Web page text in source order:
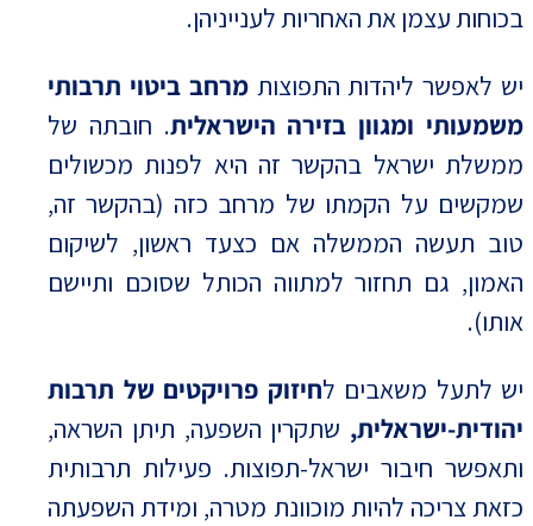
בכוחות עצמן את האחריות לענייניהן.
יש לאפשר ליהדות התפוצותמרחב ביטוי תרבותי
משמעותי ומגוון בזירה הישראלית. חובתה של
ממשלת ישראל בהקשר זה היא לפנות מכשולים
שמקשים על הקמתו של מרחב כזה (בהקשר זה,
טוב תעשה הממשלה אם כצעד ראשון, לשיקום
האמון, גם תחזור למתווה הכותל שסוכם ותיישם
אותו).
יש לתעל משאבים לחיזוק פרויקטים של תרבות
יהודית-ישראלית, שתקרין השפעה, תיתן השראה,
ותאפשר חיבור ישראל-תפוצות. פעילות תרבותית
כזאת צריכה להיות מוכוונת מטרה, ומידת השפעתה